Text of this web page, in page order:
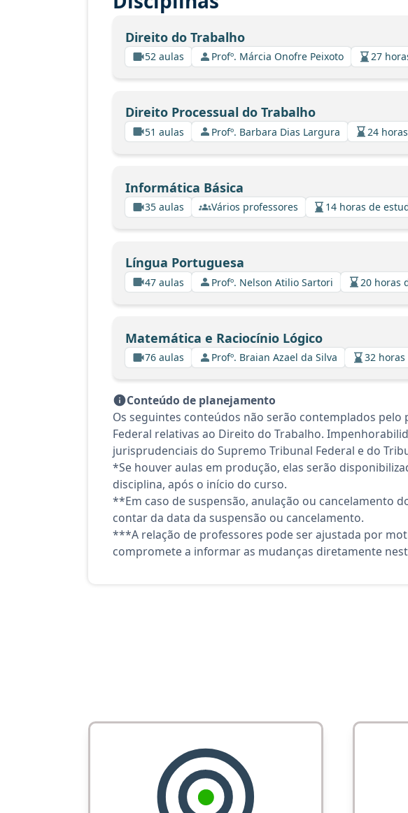
Direito do Trabalho
52 aulas Profº. Márcia Onofre Peixoto 27
Direito Processual do Trabalho
51 aulas Profº. Barbara Dias Largura 24
Informática Básica
35 aulas Vários professores 14 horas de
Língua Portuguesa
47 aulas Profº. Nelson Atilio Sartori 20 horas
Matemática e Raciocínio Lógico
76 aulas Profº. Braian Azael da Silva 32
Conteúdo de planejamento
Os seguintes conteúdos não serão contemplados pelo
Federal relativas ao Direito do Trabalho.
jurisprudenciais do Supremo Tribunal Federal e do
*Se houver aulas em produção, elas serão
disciplina, após o início do curso.
**Em caso de suspensão, anulação ou cancelamento
contar da data da suspensão ou cancelamento.
***A relação de professores pode ser ajustada por
compromete a informar as mudanças diretamente